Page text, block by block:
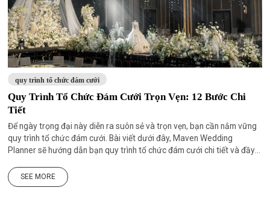
quy trình tổ chức đám cưới
Quy Trình Tổ Chức Đám Cưới Trọn Vẹn: 12 Bước Chi
Tiết
Để ngày trọng đại này diễn ra suôn sẻ và trọn vẹn, bạn cần nắm vững
quy trình tổ chức đám cưới. Bài viết dưới đây, Maven Wedding
Planner sẽ hướng dẫn bạn quy trình tổ chức đám cưới chi tiết và đầy
SEE MORE